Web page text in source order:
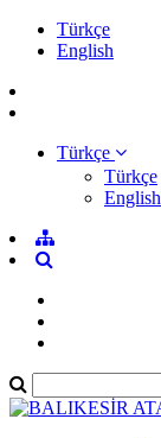
Türkçe
English
Türkçe
Türkçe
English